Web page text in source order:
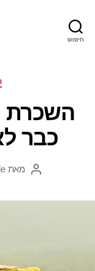
חיפוש
השכרת
כבר
המחבר
מאת